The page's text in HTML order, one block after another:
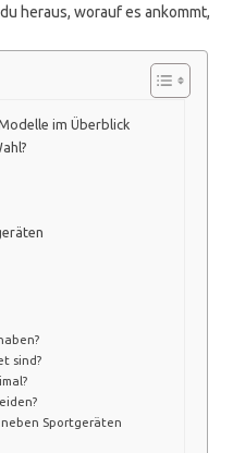
heraus, worauf es ankommt,
im Überblick
sind?
Sportgeräten